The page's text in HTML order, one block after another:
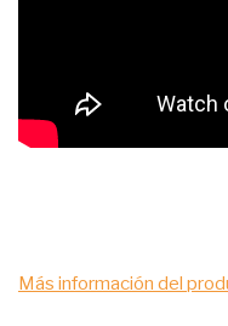
Más información del